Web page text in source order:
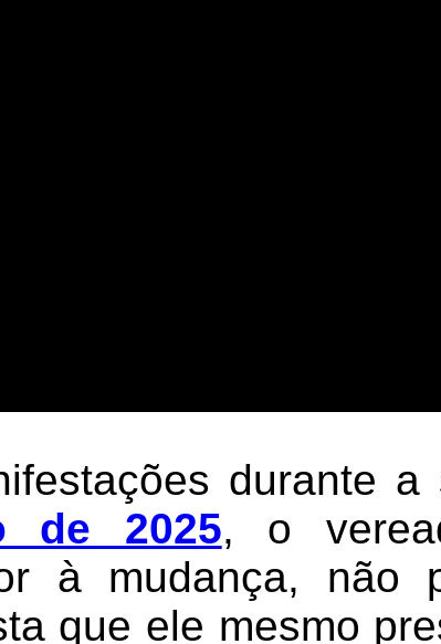
durante a
de 2025, o
à mudança, não
que ele mesmo